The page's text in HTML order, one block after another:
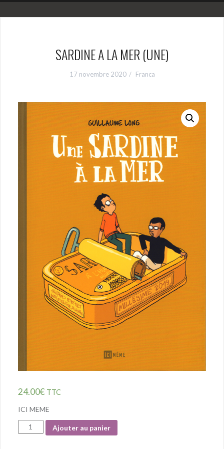
SARDINE A LA MER (UNE)
17 novembre 2020 Franca
24.00€ TTC
ICI MEME
Quantité
Ajouter au panier